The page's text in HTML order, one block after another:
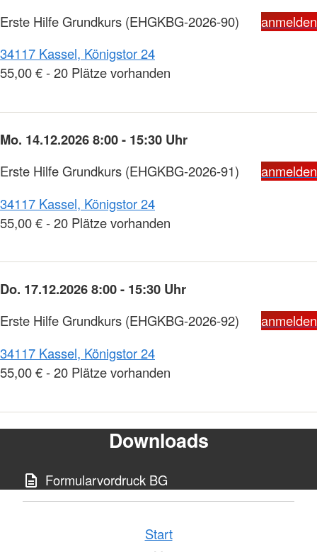
Erste Hilfe Grundkurs (EHGKBG-2026-90)
anmelden
34117 Kassel, Königstor 24
55,00 € - 20 Plätze vorhanden
Mo. 14.12.2026 8:00 - 15:30 Uhr
Erste Hilfe Grundkurs (EHGKBG-2026-91)
anmelden
34117 Kassel, Königstor 24
55,00 € - 20 Plätze vorhanden
Do. 17.12.2026 8:00 - 15:30 Uhr
Erste Hilfe Grundkurs (EHGKBG-2026-92)
anmelden
34117 Kassel, Königstor 24
55,00 € - 20 Plätze vorhanden
Downloads
Formularvordruck BG
Start